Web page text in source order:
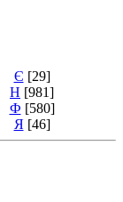
Є [29]
Н [981]
Ф [580]
Я [46]